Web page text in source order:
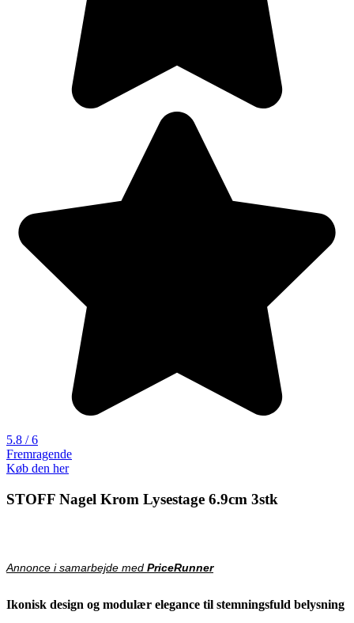
5.8 / 6
Fremragende
Køb den her
STOFF Nagel Krom Lysestage 6.9cm 3stk
Annonce i samarbejde med PriceRunner
Ikonisk design og modulær elegance til stemningsfuld belysning